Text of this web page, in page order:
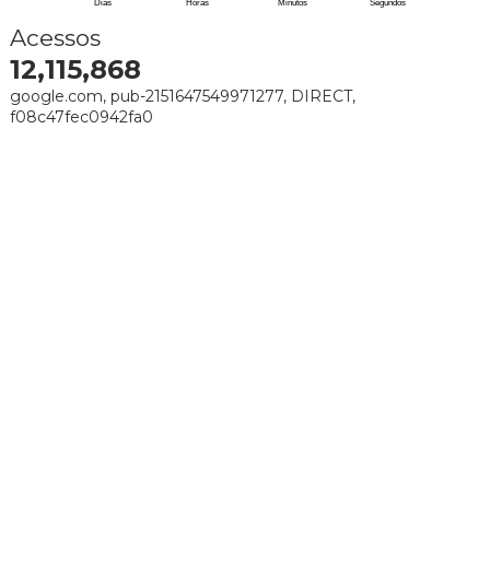
Acessos
12,115,868
google.com, pub-2151647549971277, DIRECT,
f08c47fec0942fa0